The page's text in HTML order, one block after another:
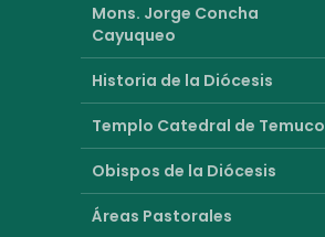
Mons. Jorge Concha
Cayuqueo
Historia de la Diócesis
Templo Catedral de Temuco
Obispos de la Diócesis
Áreas Pastorales